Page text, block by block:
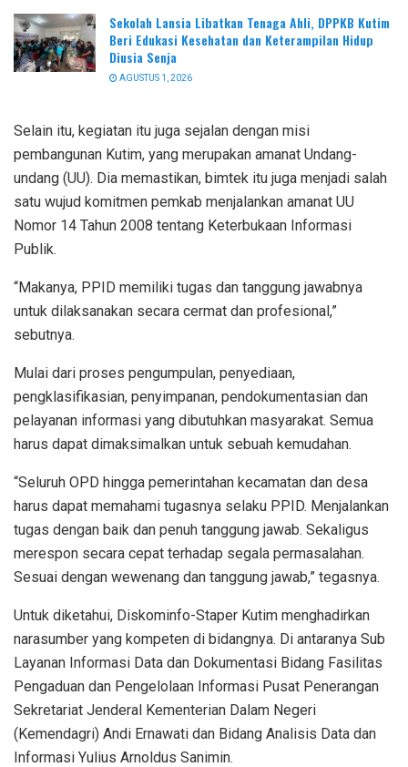
Sekolah Lansia Libatkan Tenaga Ahli, DPPKB Kutim
Beri Edukasi Kesehatan dan Keterampilan Hidup
Diusia Senja
AGUSTUS 1, 2026
Selain itu, kegiatan itu juga sejalan dengan misi
pembangunan Kutim, yang merupakan amanat Undang-
undang (UU). Dia memastikan, bimtek itu juga menjadi salah
satu wujud komitmen pemkab menjalankan amanat UU
Nomor 14 Tahun 2008 tentang Keterbukaan Informasi
Publik.
“Makanya, PPID memiliki tugas dan tanggung jawabnya
untuk dilaksanakan secara cermat dan profesional,”
sebutnya.
Mulai dari proses pengumpulan, penyediaan,
pengklasifikasian, penyimpanan, pendokumentasian dan
pelayanan informasi yang dibutuhkan masyarakat. Semua
harus dapat dimaksimalkan untuk sebuah kemudahan.
“Seluruh OPD hingga pemerintahan kecamatan dan desa
harus dapat memahami tugasnya selaku PPID. Menjalankan
tugas dengan baik dan penuh tanggung jawab. Sekaligus
merespon secara cepat terhadap segala permasalahan.
Sesuai dengan wewenang dan tanggung jawab,” tegasnya.
Untuk diketahui, Diskominfo-Staper Kutim menghadirkan
narasumber yang kompeten di bidangnya. Di antaranya Sub
Layanan Informasi Data dan Dokumentasi Bidang Fasilitas
Pengaduan dan Pengelolaan Informasi Pusat Penerangan
Sekretariat Jenderal Kementerian Dalam Negeri
(Kemendagri) Andi Ernawati dan Bidang Analisis Data dan
Informasi Yulius Arnoldus Sanimin.